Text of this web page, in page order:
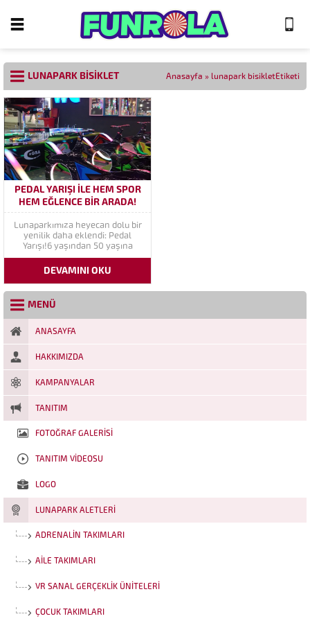
LUNAPARK BISIKLET Anasayfa » lunapark bisikletEtiketi
PEDAL YARIŞI ILE HEM SPOR
HEM EĞLENCE BIR ARADA!
Lunaparkımıza heyecan dolu bir
yenilik daha eklendi: Pedal
Yarışı!6 yaşından 50 yaşına
kadar herkesin katılabileceği bu
eğlenceli yarış, ailecek ya da
arkadaşlarla birlikte keyifli
dakikalar sunuyor. Renkli
Arabalar, Hızlı Pedallar!Pedal
Yarışı’nda kırmızı, sarı, yeşil ve
mavi olmak üzere dört farklı...
DEVAMINI OKU
MENÜ
ANASAYFA
HAKKIMIZDA
KAMPANYALAR
TANITIM
FOTOĞRAF GALERISI
TANITIM VIDEOSU
LOGO
LUNAPARK ALETLERI
ADRENALIN TAKIMLARI
AILE TAKIMLARI
VR SANAL GERÇEKLIK ÜNITELERI
ÇOCUK TAKIMLARI